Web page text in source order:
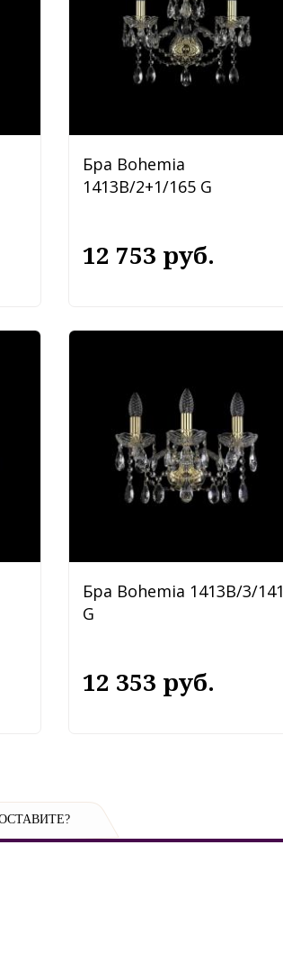
Бра Bohemia
1413B/2+1/165 G
12 753 руб.
Бра Bohemia 1413B/3/141
G
12 353 руб.